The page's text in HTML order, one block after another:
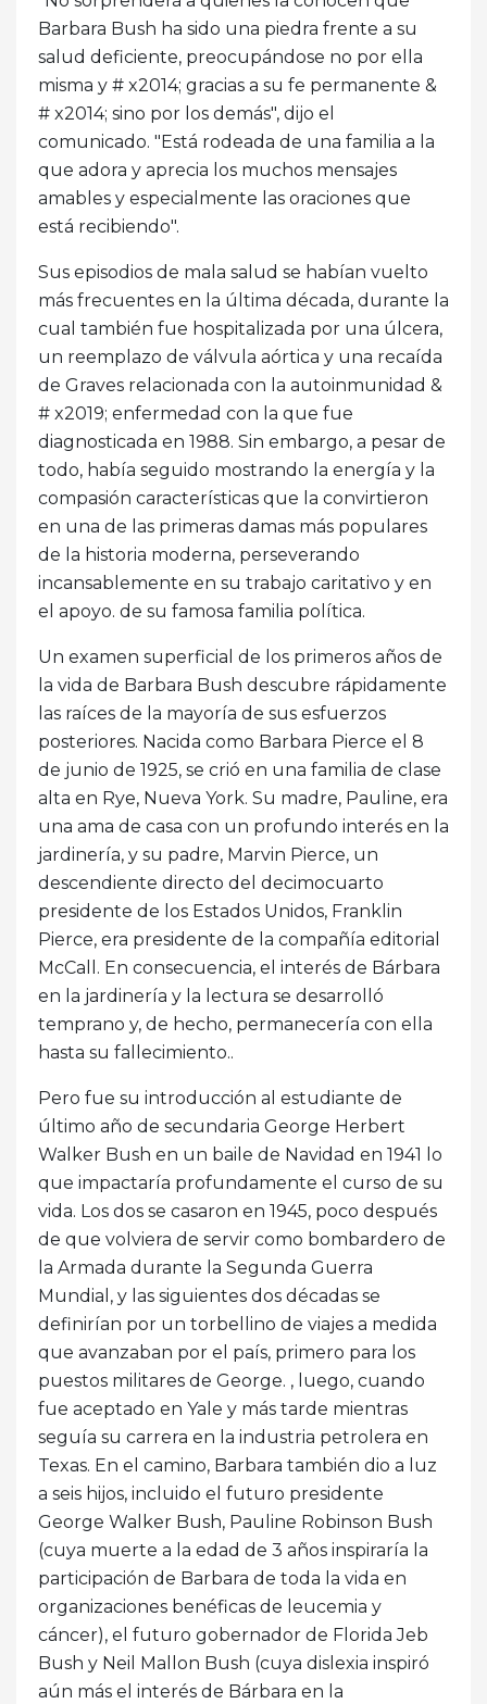
Barbara Bush ha sido una piedra frente a su
salud deficiente, preocupándose no por ella
misma y # x2014; gracias a su fe permanente &
# x2014; sino por los demás", dijo el
comunicado. "Está rodeada de una familia a la
que adora y aprecia los muchos mensajes
amables y especialmente las oraciones que
está recibiendo".
Sus episodios de mala salud se habían vuelto
más frecuentes en la última década, durante la
cual también fue hospitalizada por una úlcera,
un reemplazo de válvula aórtica y una recaída
de Graves relacionada con la autoinmunidad &
# x2019; enfermedad con la que fue
diagnosticada en 1988. Sin embargo, a pesar de
todo, había seguido mostrando la energía y la
compasión características que la convirtieron
en una de las primeras damas más populares
de la historia moderna, perseverando
incansablemente en su trabajo caritativo y en
el apoyo. de su famosa familia política.
Un examen superficial de los primeros años de
la vida de Barbara Bush descubre rápidamente
las raíces de la mayoría de sus esfuerzos
posteriores. Nacida como Barbara Pierce el 8
de junio de 1925, se crió en una familia de clase
alta en Rye, Nueva York. Su madre, Pauline, era
una ama de casa con un profundo interés en la
jardinería, y su padre, Marvin Pierce, un
descendiente directo del decimocuarto
presidente de los Estados Unidos, Franklin
Pierce, era presidente de la compañía editorial
McCall. En consecuencia, el interés de Bárbara
en la jardinería y la lectura se desarrolló
temprano y, de hecho, permanecería con ella
hasta su fallecimiento..
Pero fue su introducción al estudiante de
último año de secundaria George Herbert
Walker Bush en un baile de Navidad en 1941 lo
que impactaría profundamente el curso de su
vida. Los dos se casaron en 1945, poco después
de que volviera de servir como bombardero de
la Armada durante la Segunda Guerra
Mundial, y las siguientes dos décadas se
definirían por un torbellino de viajes a medida
que avanzaban por el país, primero para los
puestos militares de George. , luego, cuando
fue aceptado en Yale y más tarde mientras
seguía su carrera en la industria petrolera en
Texas. En el camino, Barbara también dio a luz
a seis hijos, incluido el futuro presidente
George Walker Bush, Pauline Robinson Bush
(cuya muerte a la edad de 3 años inspiraría la
participación de Barbara de toda la vida en
organizaciones benéficas de leucemia y
cáncer), el futuro gobernador de Florida Jeb
Bush y Neil Mallon Bush (cuya dislexia inspiró
aún más el interés de Bárbara en la